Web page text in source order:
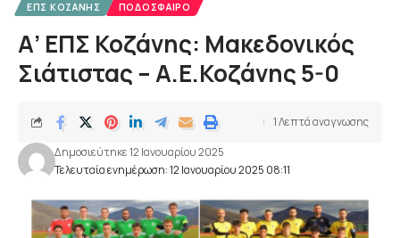
ΕΠΣ ΚΟΖΆΝΗΣ ΠΟΔΌΣΦΑΙΡΟ
Α’ ΕΠΣ Κοζάνης: Μακεδονικός
Σιάτιστας – Α.Ε.Κοζάνης 5-0
Τελευταία ενημέρωση: 12 Ιανουαρίου 2025 08:11
Δημοσιεύτηκε 12 Ιανουαρίου 2025
1 Λεπτά αναγνωσης